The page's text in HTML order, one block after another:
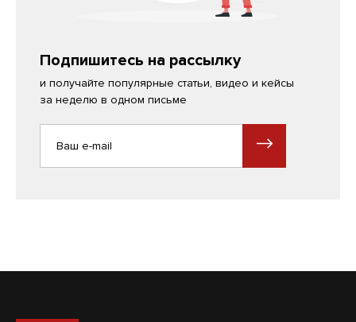
Подпишитесь на рассылку
и получайте популярные статьи, видео и кейсы
за неделю в одном письме